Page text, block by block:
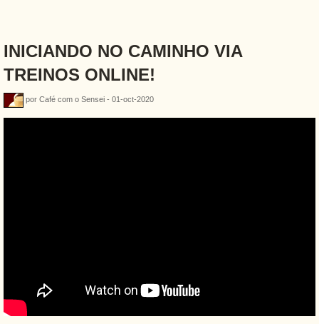
INICIANDO NO CAMINHO VIA
TREINOS ONLINE!
por Café com o Sensei - 01-oct-2020